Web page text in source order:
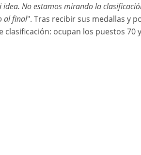
idea. No estamos mirando la
al final". Tras recibir sus medallas y
ocupan los puestos 70